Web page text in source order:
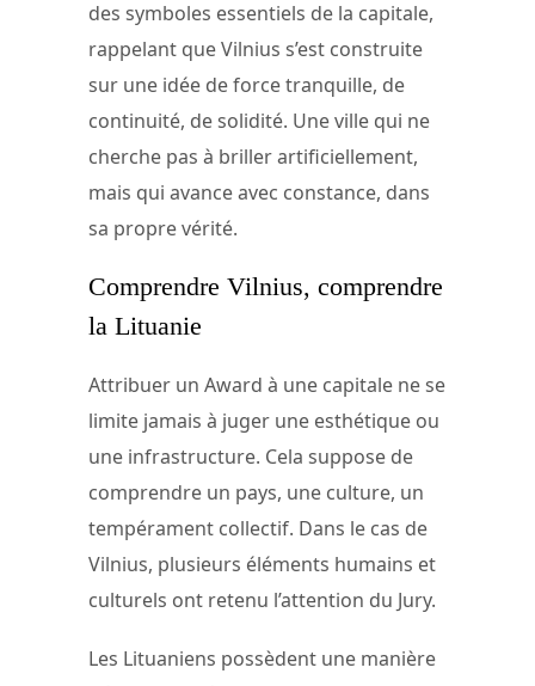
des symboles essentiels de la capitale,
rappelant que Vilnius s’est construite
sur une idée de force tranquille, de
continuité, de solidité. Une ville qui ne
cherche pas à briller artificiellement,
mais qui avance avec constance, dans
sa propre vérité.
Comprendre Vilnius, comprendre
la Lituanie
Attribuer un Award à une capitale ne se
limite jamais à juger une esthétique ou
une infrastructure. Cela suppose de
comprendre un pays, une culture, un
tempérament collectif. Dans le cas de
Vilnius, plusieurs éléments humains et
culturels ont retenu l’attention du Jury.
Les Lituaniens possèdent une manière